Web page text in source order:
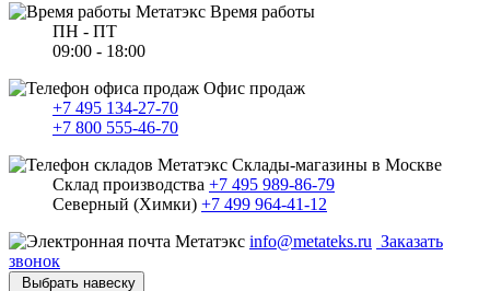
Время работы
ПН - ПТ
09:00 - 18:00
Офис продаж
+7 495 134-27-70
+7 800 555-46-70
Склады-магазины в Москве
Склад производства +7 495 989-86-79
Северный (Химки) +7 499 964-41-12
info@metateks.ru Заказать
звонок
Выбрать навеску